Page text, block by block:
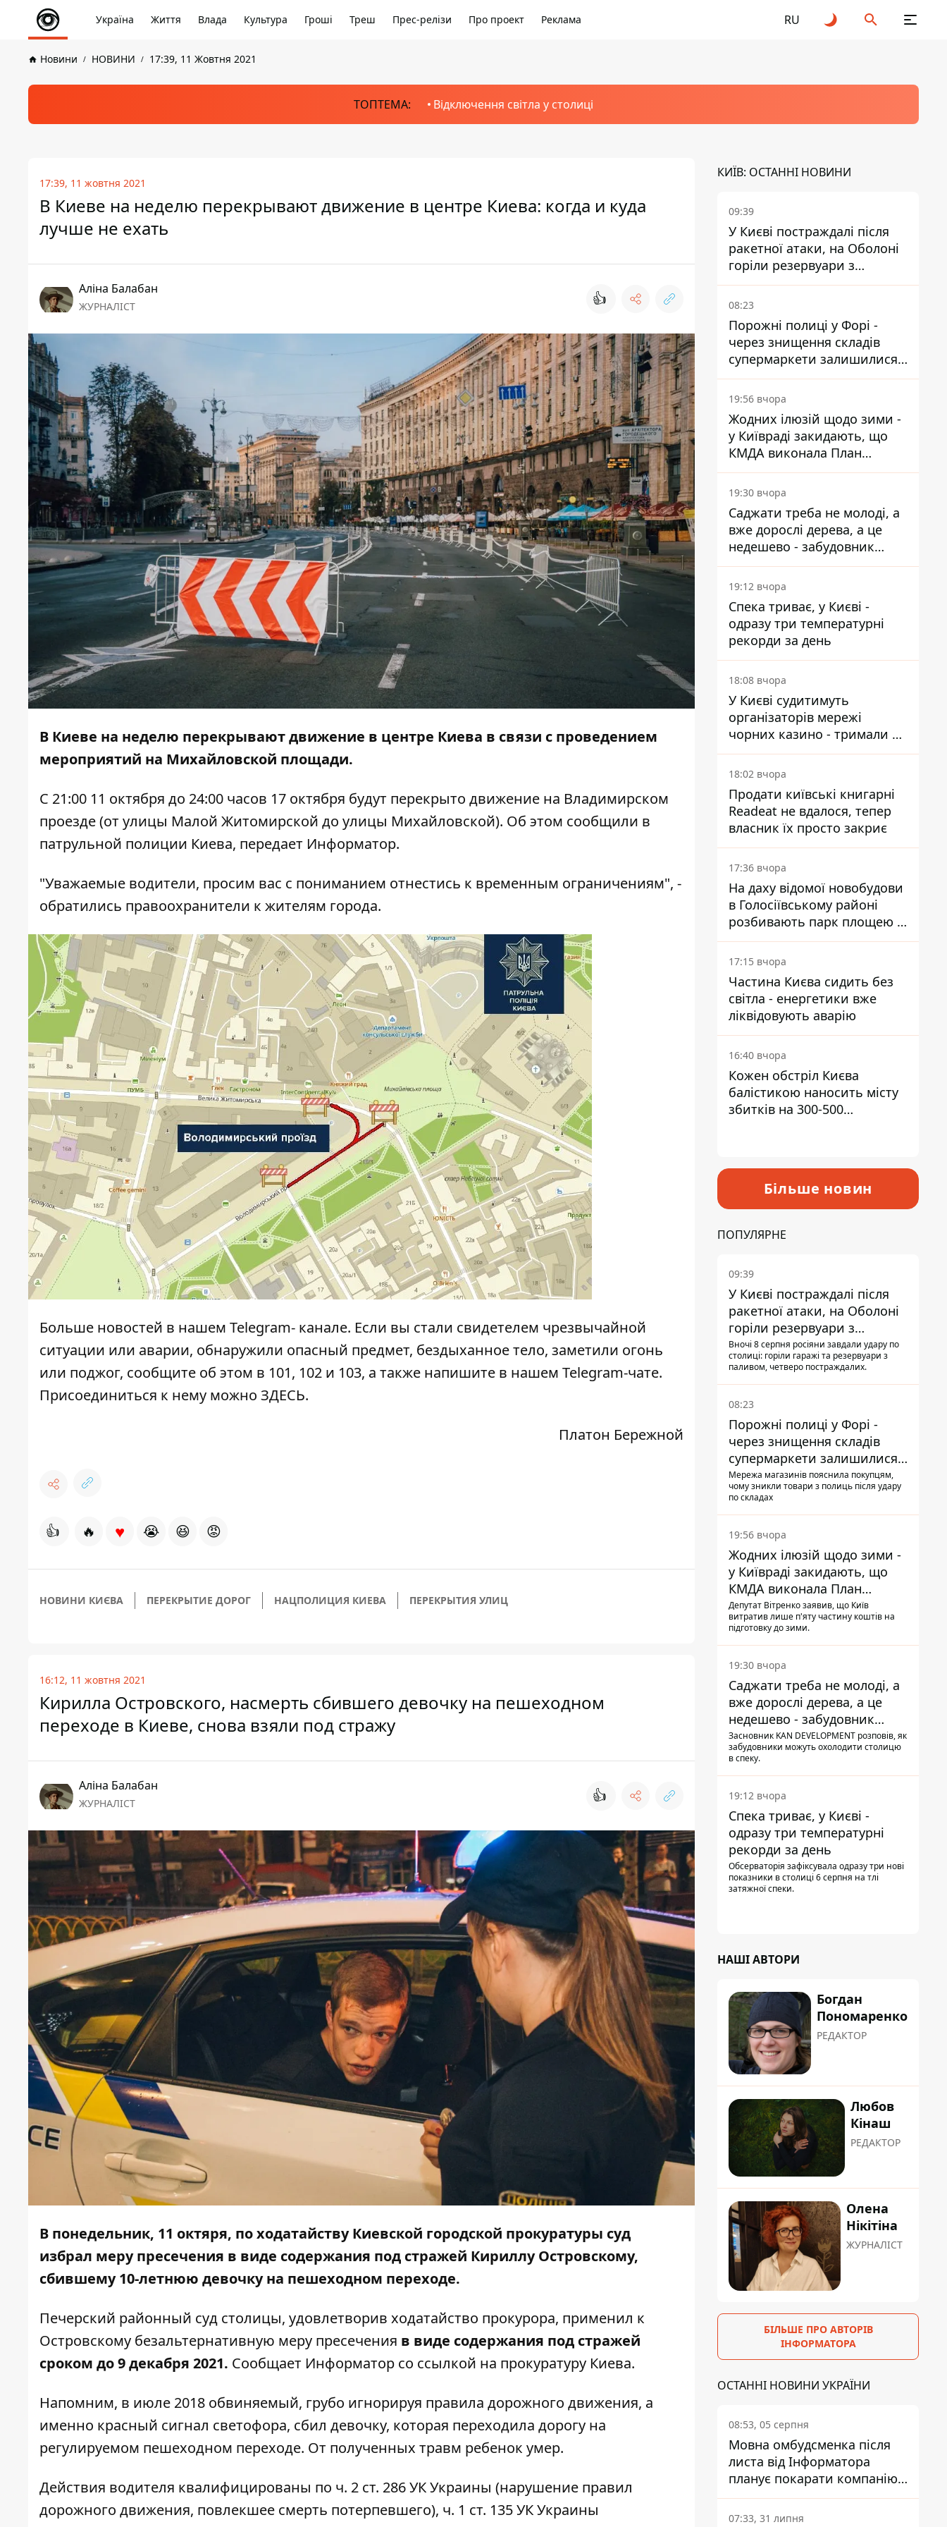
Україна Життя Влада Культура Гроші Треш Прес-релізи Про проект Реклама RU
Новини НОВИНИ 17:39, 11 Жовтня 2021
ТОПТЕМА: Відключення світла у столиці
17:39, 11 жовтня 2021
В Киеве на неделю перекрывают движение в центре Киева: когда и куда
лучше не ехать
Аліна Балабан
ЖУРНАЛІСТ 👍
В Киеве на неделю перекрывают движение в центре Киева в связи с проведением
мероприятий на Михайловской площади.
С 21:00 11 октября до 24:00 часов 17 октября будут перекрыто движение на Владимирском
проезде (от улицы Малой Житомирской до улицы Михайловской). Об этом сообщили в
патрульной полиции Киева, передает Информатор.
"Уважаемые водители, просим вас с пониманием отнестись к временным ограничениям", -
обратились правоохранители к жителям города.
Больше новостей в нашем Telegram- канале. Если вы стали свидетелем чрезвычайной
ситуации или аварии, обнаружили опасный предмет, бездыханное тело, заметили огонь
или поджог, сообщите об этом в 101, 102 и 103, а также напишите в нашем Telegram-чате.
Присоединиться к нему можно ЗДЕСЬ.
Платон Бережной
👍 🔥 ♥ 😭 😆 😡
НОВИНИ КИЄВА ПЕРЕКРЫТИЕ ДОРОГ НАЦПОЛИЦИЯ КИЕВА ПЕРЕКРЫТИЯ УЛИЦ
16:12, 11 жовтня 2021
Кирилла Островского, насмерть сбившего девочку на пешеходном
переходе в Киеве, снова взяли под стражу
Аліна Балабан
ЖУРНАЛІСТ 👍
В понедельник, 11 октяря, по ходатайству Киевской городской прокуратуры суд
избрал меру пресечения в виде содержания под стражей Кириллу Островскому,
сбившему 10-летнюю девочку на пешеходном переходе.
Печерский районный суд столицы, удовлетворив ходатайство прокурора, применил к
Островскому безальтернативную меру пресечения в виде содержания под стражей
сроком до 9 декабря 2021. Сообщает Информатор со ссылкой на прокуратуру Киева.
Напомним, в июле 2018 обвиняемый, грубо игнорируя правила дорожного движения, а
именно красный сигнал светофора, сбил девочку, которая переходила дорогу на
регулируемом пешеходном переходе. От полученных травм ребенок умер.
Действия водителя квалифицированы по ч. 2 ст. 286 УК Украины (нарушение правил
дорожного движения, повлекшее смерть потерпевшего), ч. 1 ст. 135 УК Украины
КИЇВ: ОСТАННІ НОВИНИ
09:39
У Києві постраждалі після
ракетної атаки, на Оболоні
горіли резервуари з
паливом
08:23
Порожні полиці у Форі -
через знищення складів
супермаркети залишилися
без асортименту
19:56 вчора
Жодних ілюзій щодо зими -
у Київраді закидають, що
КМДА виконала План
стійкості на 20%
19:30 вчора
Саджати треба не молоді, а
вже дорослі дерева, а це
недешево - забудовник
Ніконов
19:12 вчора
Спека триває, у Києві -
одразу три температурні
рекорди за день
18:08 вчора
У Києві судитимуть
організаторів мережі
чорних казино - тримали 39
закладів
18:02 вчора
Продати київські книгарні
Readeat не вдалося, тепер
власник їх просто закриє
17:36 вчора
На даху відомої новобудови
в Голосіївському районі
розбивають парк площею в
гектар
17:15 вчора
Частина Києва сидить без
світла - енергетики вже
ліквідовують аварію
16:40 вчора
Кожен обстріл Києва
балістикою наносить місту
збитків на 300-500
Більше новин
ПОПУЛЯРНЕ
09:39
У Києві постраждалі після
ракетної атаки, на Оболоні
горіли резервуари з
паливом
Вночі 8 серпня росіяни завдали удару по
столиці: горіли гаражі та резервуари з
паливом, четверо постраждалих.
08:23
Порожні полиці у Форі -
через знищення складів
супермаркети залишилися
без асортименту
Мережа магазинів пояснила покупцям,
чому зникли товари з полиць після удару
по складах
19:56 вчора
Жодних ілюзій щодо зими -
у Київраді закидають, що
КМДА виконала План
стійкості на 20%
Депутат Вітренко заявив, що Київ
витратив лише п'яту частину коштів на
підготовку до зими.
19:30 вчора
Саджати треба не молоді, а
вже дорослі дерева, а це
недешево - забудовник
Ніконов
Засновник KAN DEVELOPMENT розповів, як
забудовники можуть охолодити столицю
в спеку.
19:12 вчора
Спека триває, у Києві -
одразу три температурні
рекорди за день
Обсерваторія зафіксувала одразу три нові
показники в столиці 6 серпня на тлі
затяжної спеки.
НАШІ АВТОРИ
Богдан
Пономаренко
РЕДАКТОР
Любов
Кінаш
РЕДАКТОР
Олена
Нікітіна
ЖУРНАЛІСТ
БІЛЬШЕ ПРО АВТОРІВ
ІНФОРМАТОРА
ОСТАННІ НОВИНИ УКРАЇНИ
08:53, 05 серпня
Мовна омбудсменка після
листа від Інформатора
планує покарати компанію-
підрядника ПриватБанку
07:33, 31 липня